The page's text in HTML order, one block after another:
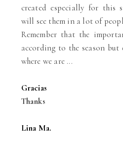
created especially for this
will see them in a lot of
Remember that the
according to the season
where we are ...
Gracias
Thanks
Lina Ma.